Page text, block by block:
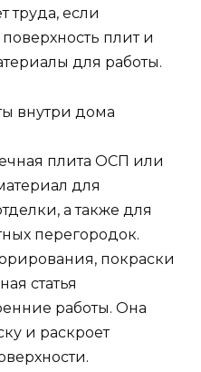
труда, если
плит и
для работы.
внутри дома
плита ОСП или
для
а также для
перегородок.
покраски
статья
работы. Она
и раскроет